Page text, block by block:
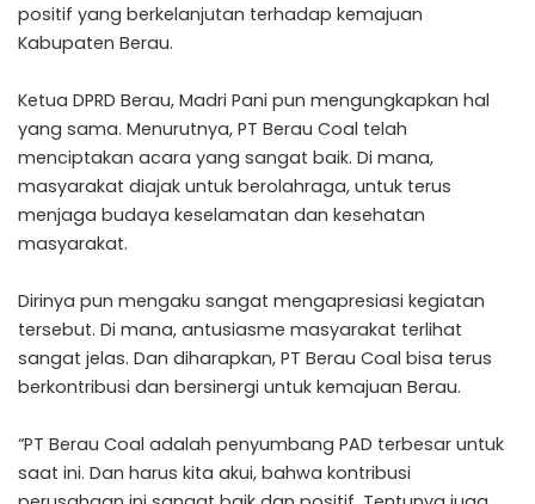
positif yang berkelanjutan terhadap kemajuan
Kabupaten Berau.
Ketua DPRD Berau, Madri Pani pun mengungkapkan hal
yang sama. Menurutnya, PT Berau Coal telah
menciptakan acara yang sangat baik. Di mana,
masyarakat diajak untuk berolahraga, untuk terus
menjaga budaya keselamatan dan kesehatan
masyarakat.
Dirinya pun mengaku sangat mengapresiasi kegiatan
tersebut. Di mana, antusiasme masyarakat terlihat
sangat jelas. Dan diharapkan, PT Berau Coal bisa terus
berkontribusi dan bersinergi untuk kemajuan Berau.
“PT Berau Coal adalah penyumbang PAD terbesar untuk
saat ini. Dan harus kita akui, bahwa kontribusi